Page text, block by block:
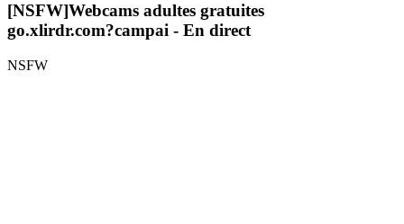
[NSFW]Webcams adultes gratuites
go.xlirdr.com?campai - En direct
NSFW